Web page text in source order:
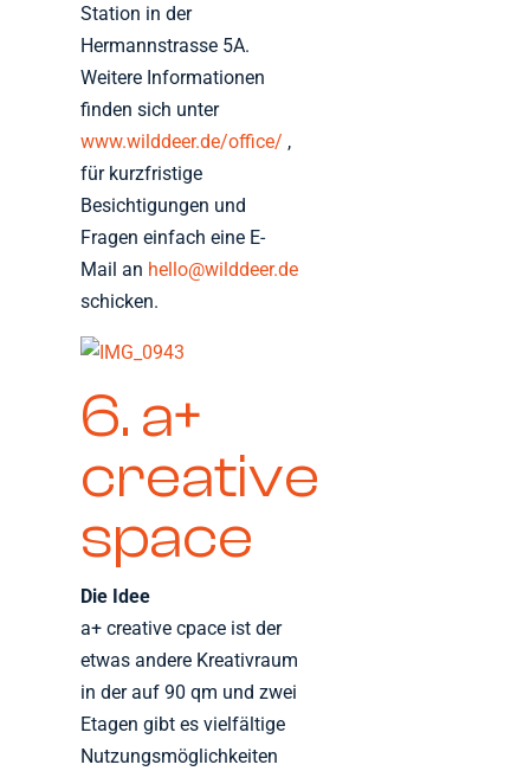
Station in der
Hermannstrasse 5A.
Weitere Informationen
finden sich unter
www.wilddeer.de/office/ ,
für kurzfristige
Besichtigungen und
Fragen einfach eine E-
Mail an hello@wilddeer.de
schicken.
6. a+
creative
space
Die Idee
a+ creative cpace ist der
etwas andere Kreativraum
in der auf 90 qm und zwei
Etagen gibt es vielfältige
Nutzungsmöglichkeiten